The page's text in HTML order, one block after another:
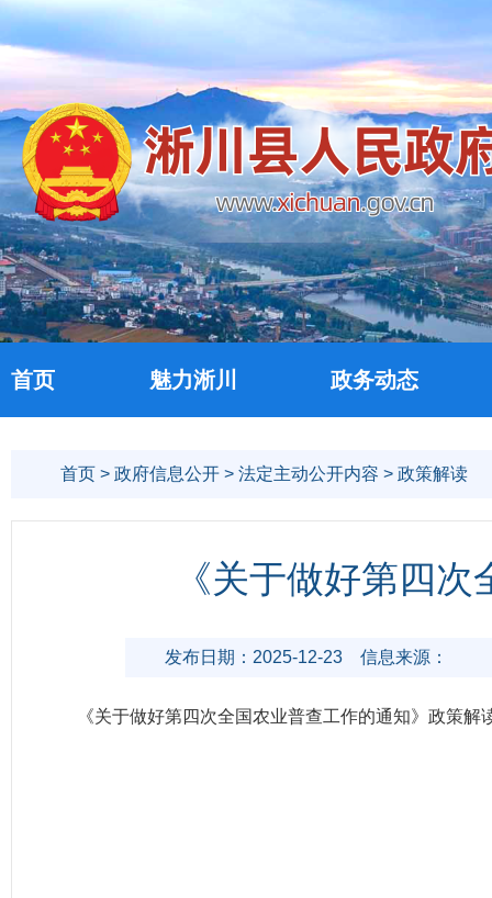
首页 魅力淅川 政务动态
首页 > 政府信息公开 > 法定主动公开内容 > 政策解读
《关于做好第四
发布日期：2025-12-23 信息来源：
《关于做好第四次全国农业普查工作的通知》政策解